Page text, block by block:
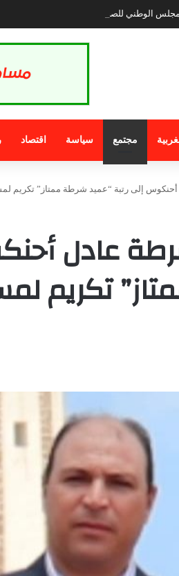
الوطني للصحافة.. الذي نريد
مجتمع سياسة اقتصاد
إلى رتبة “عميد شرطة ممتاز” تكريم
عادل
تكريم